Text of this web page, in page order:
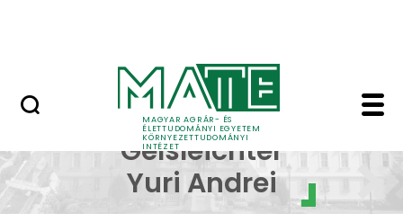
MAGYAR AGRÁR- ÉS
ÉLETTUDOMÁNYI EGYETEM
KÖRNYEZETTUDOMÁNYI
INTÉZET
Gelsleichter Yuri
Dr.
Gelsleichter
Yuri Andrei